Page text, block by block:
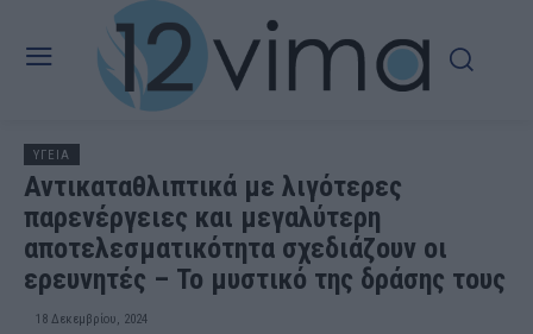
ΥΓΕΙΑ
Αντικαταθλιπτικά με λιγότερες
παρενέργειες και μεγαλύτερη
αποτελεσματικότητα σχεδιάζουν οι
ερευνητές – Το μυστικό της δράσης τους
18 Δεκεμβρίου, 2024